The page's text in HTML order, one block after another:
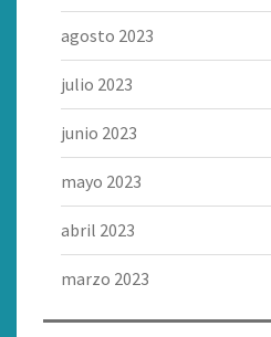
agosto 2023
julio 2023
junio 2023
mayo 2023
abril 2023
marzo 2023